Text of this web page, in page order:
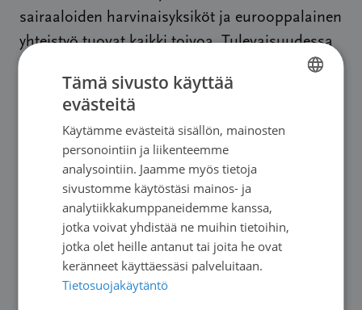
sairaaloiden harvinaisyksiköt ja eurooppalainen
yhteistyö tuovat kaikki toivoa. Tulevaisuudessa
on yhä vähemmän syöpä- ja muita potilaita,
jotka joutuvat sairastamaan pitkään ilman
diagnoosia.
Potilasverkostommekeskustelut tuovat meille
monia tärkeitä toivon vivahteita. Syövän kanssa
eläenkin toivottovasti mahdollisimman moni
löytää arkeensa asioita, joita voi odottaa ja
joista voi iloita.
SWEDISH
Tämä sivusto käyttää
evästeitä
Käytämme evästeitä sisällön, mainosten
personointiin ja liikenteemme
analysointiin. Jaamme myös tietoja
sivustomme käytöstäsi mainos- ja
analytiikkakumppaneidemme kanssa,
jotka voivat yhdistää ne muihin tietoihin,
jotka olet heille antanut tai joita he ovat
keränneet käyttäessäsi palveluitaan.
Tietosuojakäytäntö